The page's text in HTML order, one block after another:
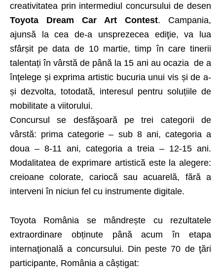
creativitatea prin intermediul concursului de desen
Toyota Dream Car Art Contest. Campania,
ajunsă la cea de-a unsprezecea ediţie, va lua
sfârșit pe data de 10 martie, timp în care tinerii
talentați în vârstă de până la 15 ani au ocazia de a
înţelege și exprima artistic bucuria unui vis și de a-
și dezvolta, totodată, interesul pentru soluțiile de
mobilitate a viitorului.
Concursul se desfăşoară pe trei categorii de
vârstă: prima categorie – sub 8 ani, categoria a
doua – 8-11 ani, categoria a treia – 12-15 ani.
Modalitatea de exprimare artistică este la alegere:
creioane colorate, cariocă sau acuarelă, fără a
interveni în niciun fel cu instrumente digitale.
Toyota România se mândrește cu rezultatele
extraordinare obținute până acum în etapa
internaţională a concursului. Din peste 70 de ţări
participante, România a câștigat: